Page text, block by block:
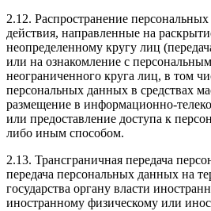
2.12. Распространение
действия, направленные на
неопределенному кругу лиц
или на ознакомление с
неограниченного круга лиц, в том
персональных данных в средствах
размещение в информационно-
или предоставление доступа к
либо иным способом.
2.13. Трансграничная передача
передача персональных данных на
государства органу власти
иностранному физическому или